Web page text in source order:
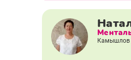
Камышлов